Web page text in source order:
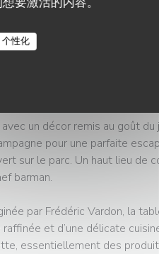
个性化
rouvre ses portes, après
écuries, une carrière, un
Stella Cadente et le
un décor remis au goût
pour une parfaite
sur le parc. Un haut lieu de
barman.
par Frédéric Vardon, la
et d’une délicate
essentiellement des